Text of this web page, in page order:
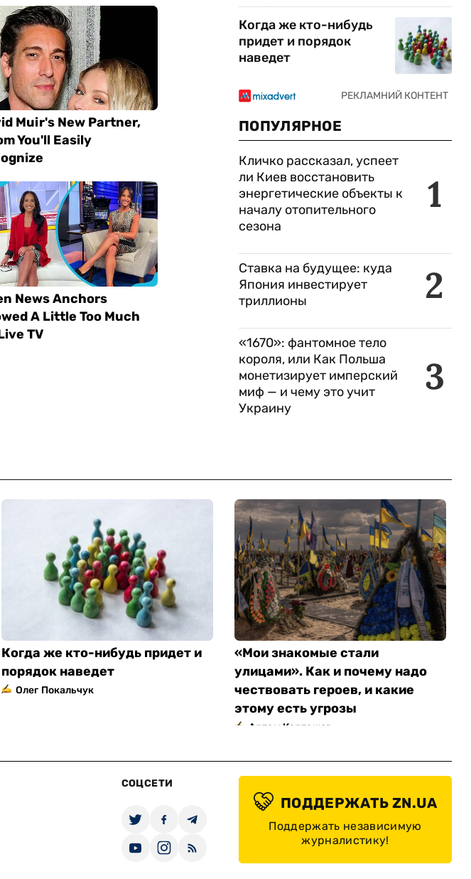
Когда же кто-нибудь
придет и порядок
наведет
ПОПУЛЯРНОЕ
1
Кличко рассказал, успеет
ли Киев восстановить
энергетические объекты к
началу отопительного
сезона
2
Ставка на будущее: куда
Япония инвестирует
триллионы
3
«1670»: фантомное тело
короля, или Как Польша
монетизирует имперский
миф — и чему это учит
Украину
Когда же кто-нибудь придет и
порядок наведет
Олег Покальчук
«Мои знакомые стали
улицами». Как и почему надо
чествовать героев, и какие
этому есть угрозы
Артем Карташов
СОЦСЕТИ
ПОДДЕРЖАТЬ ZN.UA
Поддержать независимую
журналистику!